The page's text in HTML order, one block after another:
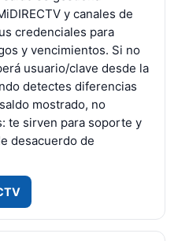
y canales de
credenciales para
y vencimientos. Si no
usuario/clave desde la
detectes diferencias
mostrado, no
te sirven para soporte y
desacuerdo de